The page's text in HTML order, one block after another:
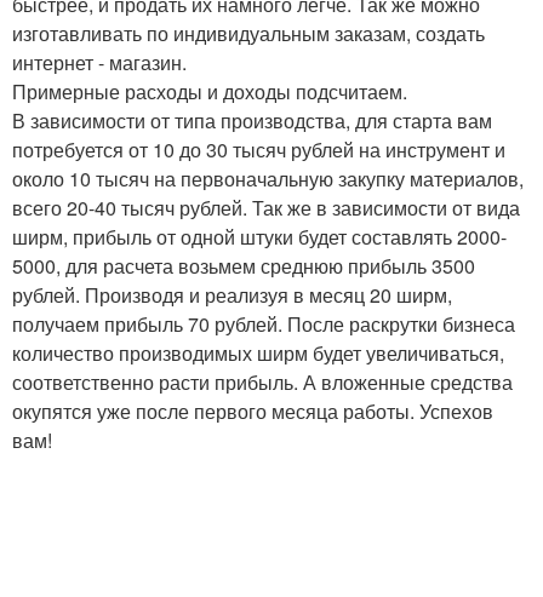
изготавливать по индивидуальным заказам, создать
интернет - магазин.
Примерные расходы и доходы подсчитаем.
В зависимости от типа производства, для старта вам
потребуется от 10 до 30 тысяч рублей на инструмент и
около 10 тысяч на первоначальную закупку материалов,
всего 20-40 тысяч рублей. Так же в зависимости от вида
ширм, прибыль от одной штуки будет составлять 2000-
5000, для расчета возьмем среднюю прибыль 3500
рублей. Производя и реализуя в месяц 20 ширм,
получаем прибыль 70 рублей. После раскрутки бизнеса
количество производимых ширм будет увеличиваться,
соответственно расти прибыль. А вложенные средства
окупятся уже после первого месяца работы. Успехов
вам!